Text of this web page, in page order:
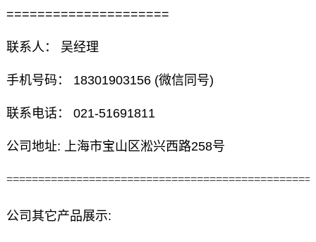
=====================
联系人： 吴经理
手机号码： 18301903156 (微信同号)
联系电话： 021-51691811
公司地址: 上海市宝山区淞兴西路258号
公司其它产品展示: